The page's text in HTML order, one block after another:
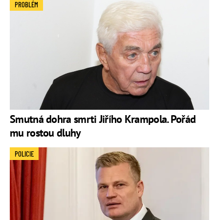
Smutná dohra smrti Jiřího Krampola. Pořád
mu rostou dluhy
PROBLÉM
POLICIE